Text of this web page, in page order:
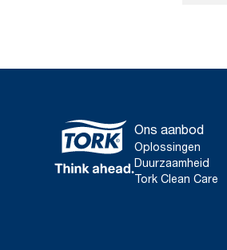
Ons aanbod
Oplossingen
Duurzaamheid
Tork Clean Care